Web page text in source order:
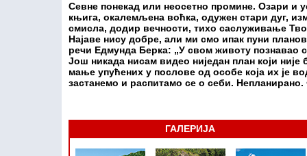
Севне понекад или неосетно промине. Озари и
књига, окалемљена воћка, одужен стари дуг,
смисла, додир вечности, тихо саслуживање
Најаве нису добре, али ми смо ипак пуни
речи Едмунда Берка: „У свом животу
Још никада нисам видeо ниједан план који
мање упућених у послове од особе која их је
застанемо и распитамо се о себи. Непланирано.
ГАЛЕРИЈА